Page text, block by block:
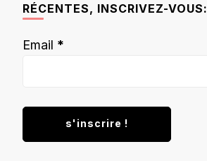
RÉCENTES, INSCRIVEZ-VOUS:
Email *